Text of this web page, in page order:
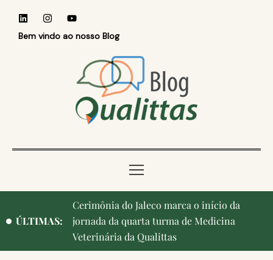
Bem vindo ao nosso Blog
ÚLTIMAS:
Cerimônia do Jaleco marca o início da
jornada da quarta turma de Medicina
Veterinária da Qualittas